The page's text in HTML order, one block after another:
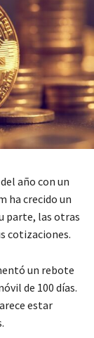
año con un
ha crecido un
parte, las otras
cotizaciones.
un rebote
de 100 días.
estar